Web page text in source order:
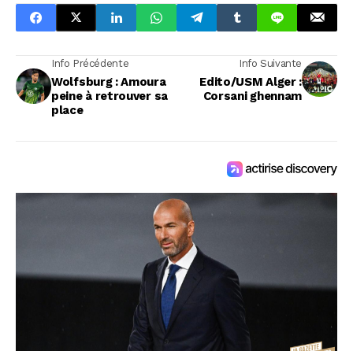
Info Précédente
Wolfsburg : Amoura
peine à retrouver sa
place
Info Suivante
Edito/USM Alger :
Corsani ghennam